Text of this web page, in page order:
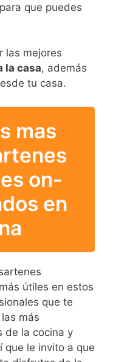
que puedes
las mejores
la casa, además
tu casa.
mas
on-
en
útiles en estos
que te
más
de la cocina y
que le invito a que